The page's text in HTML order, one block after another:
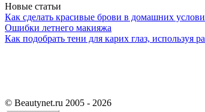
Новые статьи
Как сделать красивые брови в домашних
Ошибки летнего макияжа
Как подобрать тени для карих глаз, используя
© Beautynet.ru 2005 - 2026